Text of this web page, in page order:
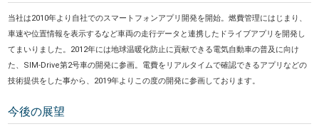
当社は2010年より自社でのスマートフォンアプリ開発を開始。燃費管理にはじまり、
車速や位置情報を表示するなど車両の走行データと連携したドライブアプリを開発し
てまいりました。2012年には地球温暖化防止に貢献できる電気自動車の普及に向け
た、SIM-Drive第2号車の開発に参画。電費をリアルタイムで確認できるアプリなどの
技術提供をした事から、2019年よりこの度の開発に参画しております。
今後の展望